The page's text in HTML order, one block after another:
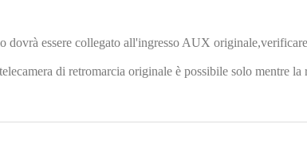
dovrà essere collegato all'ingresso AUX
di retromarcia originale è possibile solo mentre